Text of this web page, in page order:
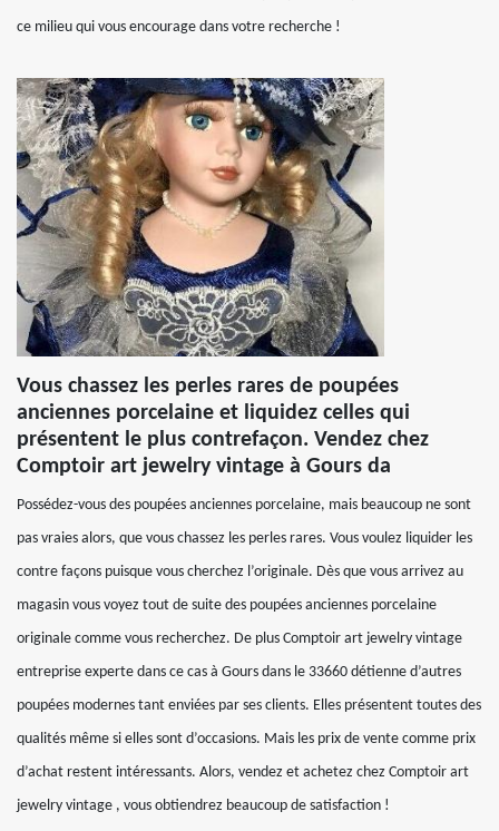
ce milieu qui vous encourage dans votre recherche !
Vous chassez les perles rares de poupées
anciennes porcelaine et liquidez celles qui
présentent le plus contrefaçon. Vendez chez
Comptoir art jewelry vintage à Gours da
Possédez-vous des poupées anciennes porcelaine, mais beaucoup ne sont
pas vraies alors, que vous chassez les perles rares. Vous voulez liquider les
contre façons puisque vous cherchez l’originale. Dès que vous arrivez au
magasin vous voyez tout de suite des poupées anciennes porcelaine
originale comme vous recherchez. De plus Comptoir art jewelry vintage
entreprise experte dans ce cas à Gours dans le 33660 détienne d’autres
poupées modernes tant enviées par ses clients. Elles présentent toutes des
qualités même si elles sont d’occasions. Mais les prix de vente comme prix
d’achat restent intéressants. Alors, vendez et achetez chez Comptoir art
jewelry vintage , vous obtiendrez beaucoup de satisfaction !